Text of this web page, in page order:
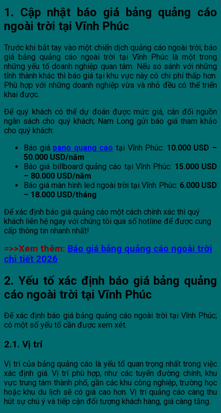
1. Cập nhật báo giá bảng quảng cáo
ngoài trời tại Vĩnh Phúc
Trước khi bắt tay vào một chiến dịch quảng cáo ngoài trời; báo
giá bảng quảng cáo ngoài trời tại Vĩnh Phúc là một trong
những yếu tố doanh nghiệp quan tâm. Nếu so sánh với những
tỉnh thành khác thì báo giá tại khu vực này có chi phí thấp hơn.
Phù hợp với những doanh nghiệp vừa và nhỏ đều có thể triển
khai được.
Để quý khách có thể dự đoán được mức giá, cân đối nguồn
ngân sách cho quý khách; Nam Long gửi báo giá tham khảo
cho quý khách:
Báo giá pano quang cao tại Vĩnh Phúc: 10.000 USD –
50.000 USD/năm
Báo giá billboard quảng cáo tại Vĩnh Phúc: 15.000 USD
– 80.000 USD/năm
Báo giá màn hình led ngoài trời tại Vĩnh Phúc: 6.000 USD
– 18.000 USD/tháng
Để xác định báo giá quảng cáo một cách chính xác thì quý
khách liên hệ ngay với chúng tôi qua số hotline để được cung
cấp thông tin nhanh nhất!
=>>Xem thêm: Báo giá bảng quảng cáo ngoài trời
chi tiết 2026
2. Yếu tố xác định báo giá bảng quảng
cáo ngoài trời tại Vĩnh Phúc
Để xác định báo giá bảng quảng cáo ngoài trời tại Vĩnh Phúc;
có một số yếu tố cần được xem xét.
2.1. Vị trí
Vị trí của bảng quảng cáo là yếu tố quan trọng nhất trong việc
xác định giá. Vị trí phù hợp, như các tuyến đường chính, khu
vực trung tâm thành phố, gần các khu công nghiệp, trường học
hoặc khu du lịch sẽ có giá cao hơn. Vị trí quảng cáo càng thu
hút sự chú ý và tiếp cận đối tượng khách hàng, giá càng tăng.